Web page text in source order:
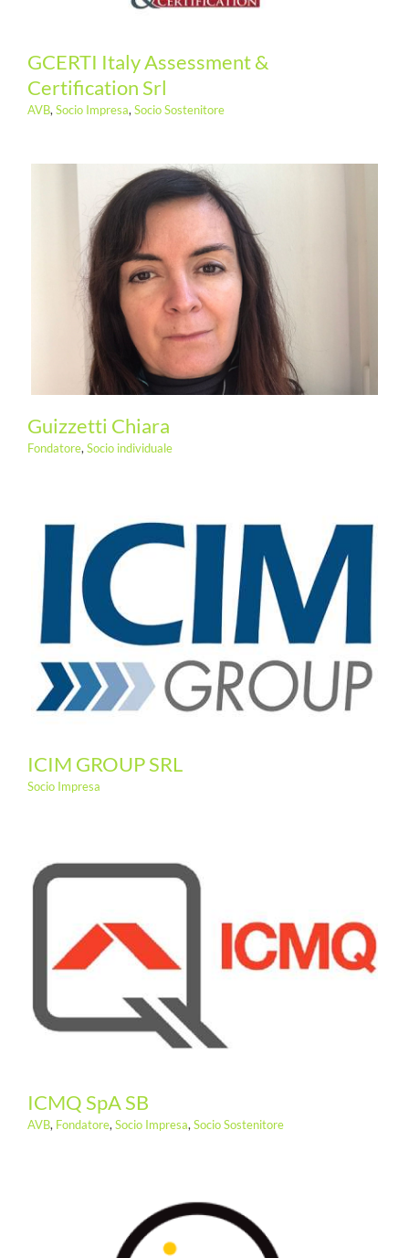
GCERTI Italy Assessment &
Certification Srl
AVB, Socio Impresa, Socio Sostenitore
Guizzetti Chiara
Fondatore, Socio individuale
ICIM GROUP SRL
Socio Impresa
ICMQ SpA SB
AVB, Fondatore, Socio Impresa, Socio Sostenitore